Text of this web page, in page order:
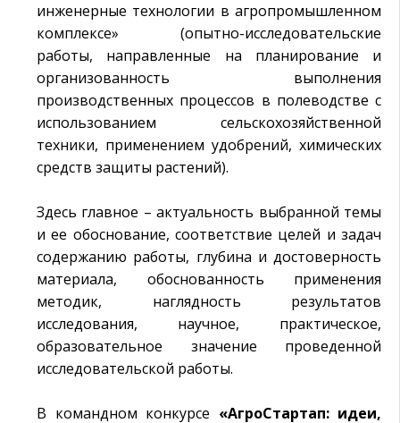
инженерные технологии в агропромышленном
комплексе» (опытно-исследовательские
работы, направленные на планирование и
организованность выполнения
производственных процессов в полеводстве с
использованием сельскохозяйственной
техники, применением удобрений, химических
средств защиты растений).
Здесь главное – актуальность выбранной темы
и ее обоснование, соответствие целей и задач
содержанию работы, глубина и достоверность
материала, обоснованность применения
методик, наглядность результатов
исследования, научное, практическое,
образовательное значение проведенной
исследовательской работы.
В командном конкурсе «АгроСтартап: идеи,